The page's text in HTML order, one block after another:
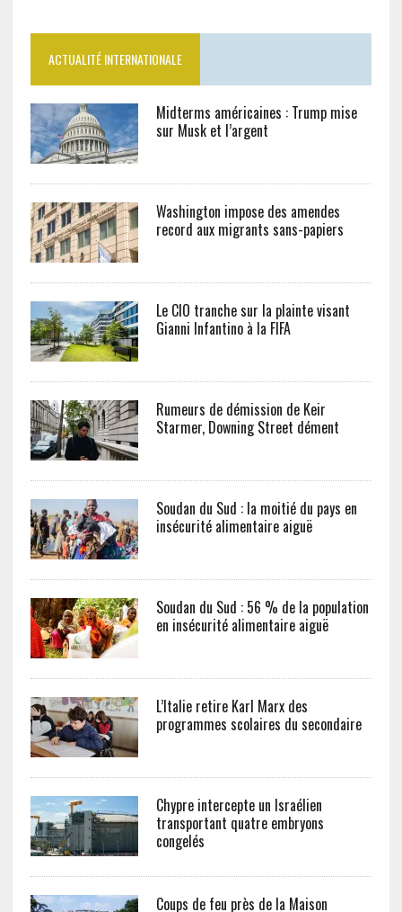
ACTUALITÉ INTERNATIONALE
Midterms américaines : Trump mise
sur Musk et l’argent
Washington impose des amendes
record aux migrants sans-papiers
Le CIO tranche sur la plainte visant
Gianni Infantino à la FIFA
Rumeurs de démission de Keir
Starmer, Downing Street dément
Soudan du Sud : la moitié du pays en
insécurité alimentaire aiguë
Soudan du Sud : 56 % de la population
en insécurité alimentaire aiguë
L’Italie retire Karl Marx des
programmes scolaires du secondaire
Chypre intercepte un Israélien
transportant quatre embryons
congelés
Coups de feu près de la Maison